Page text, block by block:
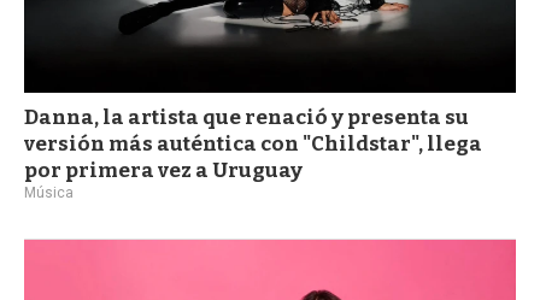
Danna, la artista que renació y presenta su
versión más auténtica con "Childstar", llega
por primera vez a Uruguay
Música